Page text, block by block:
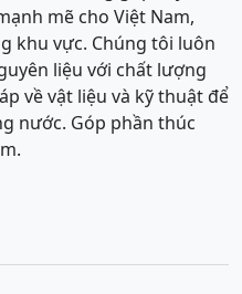
mẽ cho Việt Nam,
khu vực. Chúng tôi luôn
liệu với chất lượng
về vật liệu và kỹ thuật để
nước. Góp phần thúc